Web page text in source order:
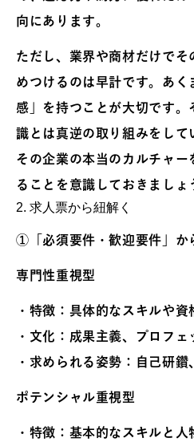
向にあります。
ただし、業界や商材だけで
めつけるのは早計です。あ
感」を持つことが大切です。
識とは真逆の取り組みをして
その企業の本当のカルチャー
ることを意識しておきましょ
2. 求人票から紐解く
①「必須要件・歓迎要件」か
専門性重視型
・特徴：具体的なスキルや資
・文化：成果主義、プロフ
・求められる姿勢：自己研鑽
ポテンシャル重視型
・特徴：基本的なスキルと